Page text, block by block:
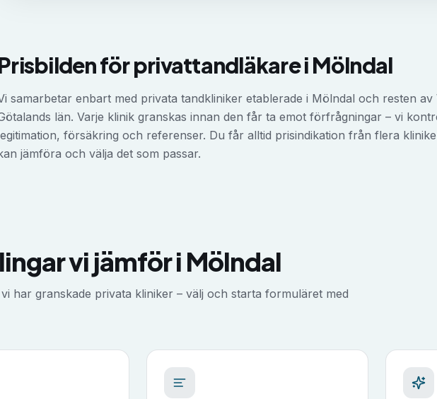
för privattandläkare i Mölndal
samarbetar enbart med privata tandkliniker etablerade i Mölndal och resten av
län. Varje klinik granskas innan den får ta emot förfrågningar – vi
försäkring och referenser. Du får alltid prisindikation från flera
jämföra och välja det som passar.
vi jämför i Mölndal
har granskade privata kliniker – välj och starta formuläret med